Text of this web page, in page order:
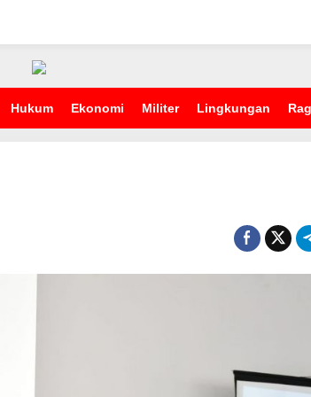
Hukum Ekonomi Militer Lingkungan